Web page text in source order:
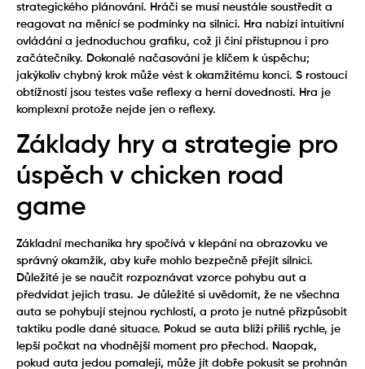
strategického plánování. Hráči se musí neustále soustředit a
reagovat na měnící se podmínky na silnici. Hra nabízí intuitivní
ovládání a jednoduchou grafiku, což ji činí přístupnou i pro
začátečníky. Dokonalé načasování je klíčem k úspěchu;
jakýkoliv chybný krok může vést k okamžitému konci. S rostoucí
obtížností jsou testes vaše reflexy a herní dovednosti. Hra je
komplexní protože nejde jen o reflexy.
Základy hry a strategie pro
úspěch v chicken road
game
Základní mechanika hry spočívá v klepání na obrazovku ve
správný okamžik, aby kuře mohlo bezpečně přejít silnici.
Důležité je se naučit rozpoznávat vzorce pohybu aut a
předvídat jejich trasu. Je důležité si uvědomit, že ne všechna
auta se pohybují stejnou rychlostí, a proto je nutné přizpůsobit
taktiku podle dané situace. Pokud se auta blíží příliš rychle, je
lepší počkat na vhodnější moment pro přechod. Naopak,
pokud auta jedou pomaleji, může jít dobře pokusit se prohnán